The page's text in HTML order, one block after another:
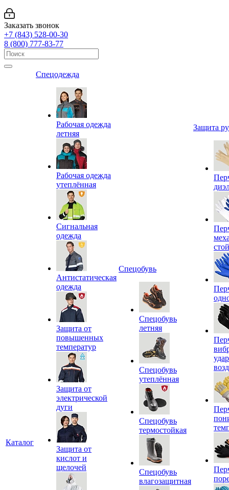
Заказать звонок
+7 (843) 528-00-30
8 (800) 777-83-77
Каталог
Спецодежда
Рабочая одежда
летняя
Рабочая одежда
утеплённая
Сигнальная
одежда
Антистатическая
одежда
Защита от
повышенных
температур
Защита от
электрической
дуги
Защита от
кислот и
щелочей
Спецобувь
Спецобувь
летняя
Спецобувь
утеплённая
Спецобувь
термостойкая
Спецобувь
влагозащитная
Защита